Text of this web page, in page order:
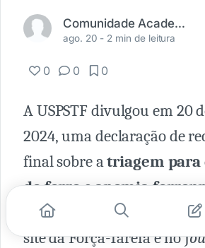
Comunidade Academia Médica
ago. 20 - 2 min de leitura
0 0 0
A USPSTF divulgou em 20
2024, uma declaração de
final sobre atriagem para
de ferroeanemia
gravidez
. Este documento,
site da Força-Tarefa e no J